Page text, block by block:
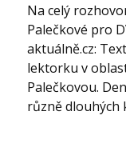
Na celý
Palečkové pro
aktuálně.cz:
lektorku v
Palečkovou.
různě dlouhých